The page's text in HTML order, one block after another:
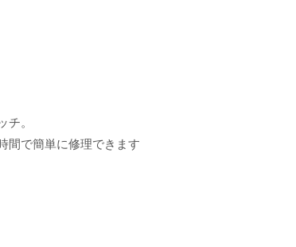
。
間で簡単に修理できます